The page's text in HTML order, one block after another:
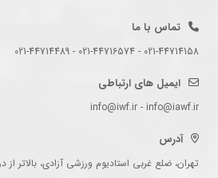
تماس با ما
021-44714158 - 021-44716574 - 021-44714489
ایمیل های ارتباطی
info@iwf.ir - info@iawf.ir
آدرس
تهران، ضلع غربی استادیوم ورزشی آزادی، بالاتر